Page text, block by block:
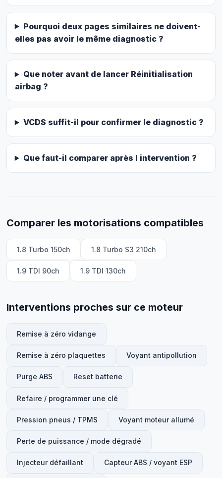
Pourquoi deux pages similaires ne doivent-
elles pas avoir le même diagnostic ?
Que noter avant de lancer Réinitialisation
airbag ?
VCDS suffit-il pour confirmer le diagnostic ?
Que faut-il comparer après l intervention ?
Comparer les motorisations compatibles
1.8 Turbo 150ch 1.8 Turbo S3 210ch
1.9 TDI 90ch 1.9 TDI 130ch
Interventions proches sur ce moteur
Remise à zéro vidange
Remise à zéro plaquettes Voyant antipollution
Purge ABS Reset batterie
Refaire / programmer une clé
Pression pneus / TPMS Voyant moteur allumé
Perte de puissance / mode dégradé
Injecteur défaillant Capteur ABS / voyant ESP